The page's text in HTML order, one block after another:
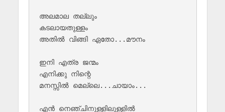
അലമാല തല്ലും
കടലായതുള്ളം
അതിൽ വിങ്ങി ഏതോ...മൗനം
ഇനി എത്ര ജന്മം
എനിക്കു നിന്റെ
മനസ്സിൽ മെല്ലെ...ചായാം...
എൻ നെഞ്ചിനുള്ളിലുള്ളിൽ